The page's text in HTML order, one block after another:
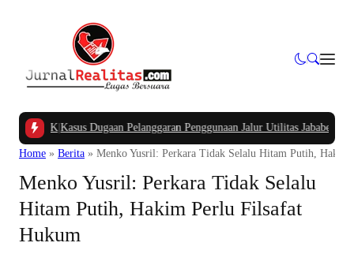
Kasus Dugaan Pelanggaran Penggunaan Jalur Utilitas Jababeka Resmi
Home » Berita » Menko Yusril: Perkara Tidak Selalu Hitam Putih,
Menko Yusril: Perkara Tidak Selalu
Hitam Putih, Hakim Perlu Filsafat
Hukum